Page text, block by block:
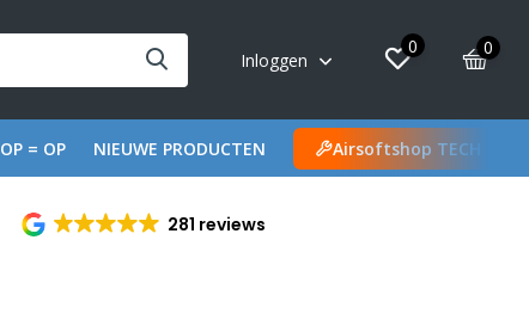
Inloggen
0 0
OP = OP NIEUWE PRODUCTEN Airsoftshop TECH
281 reviews